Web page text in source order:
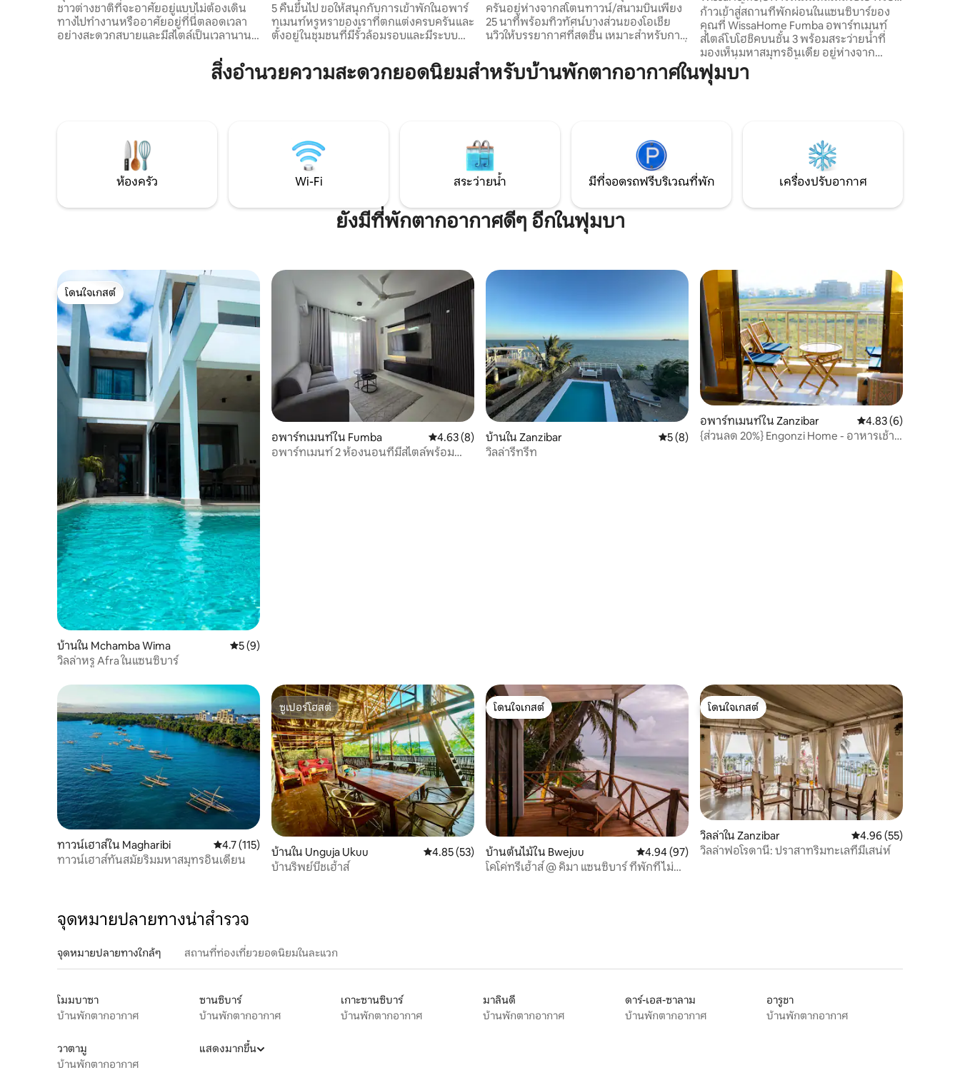
ชาวต่างชาติที่จะอาศัยอยู่แบบไม่ต้องเดิน
ทางไปทำงานหรืออาศัยอยู่ที่นี่ตลอดเวลา
อย่างสะดวกสบายและมีสไตล์เป็นเวลานาน
ช้อปปิ้ง ธรรมชาติ ชายหาด สระว่ายน้ำ
ชุมชน (มีตัวแทนจากกว่า 20 ประเทศ) ฯลฯ
จากนิวยอร์กสำหรับคนโสดแห่งนี้มีทุกอย่าง
ที่คุณต้องการสำหรับการพักผ่อน รวมถึง
กาแฟแบบกดแบบฝรั่งเศส สมาร์ททีวีขนาด
5 คืนขึ้นไป ขอให้สนุกกับการเข้าพักในอพาร์
ทเมนท์หรูหราของเราที่ตกแต่งครบครันและ
ตั้งอยู่ในชุมชนที่มีรั้วล้อมรอบและมีระบบ
การพักร้อน หรือการทำงานทางไกล มีวิว
ทะเล Wi-Fi ความเร็วสูง และสมาร์ททีวี มี
ความสะดวกในที่พัก - ร้านอาหาร - ซูเปอร์
มาร์เก็ต - สระว่ายน้ำ - เครื่องปั่นไฟ - ห้อง
ออกกำลังกาย
ครันอยู่ห่างจากสโตนทาวน์/สนามบินเพียง
25 นาทีพร้อมทิวทัศน์บางส่วนของโอเชีย
นวิวให้บรรยากาศที่สดชื่น เหมาะสำหรับการ
ต้องการทำงานทางไกล ตั้งอยู่ใน Fumba
Town ซึ่งเป็นชุมชนที่มีรั้วรอบขอบชิดและ
เด็กเล่นห้องสมุดคลินิกตู้เอทีเอ็มร้านขาย
เหล้าและอื่นๆอีกมากมาย สะอาดสุดๆ Wi-Fi
ดีและเจ้าของที่พักพร้อมช่วยเหลือคุณ
สระว่ายน้ำ และพักได้ 4 คน
ก้าวเข้าสู่สถานที่พักผ่อนในแซนซิบาร์ของ
คุณที่ WissaHome Fumba อพาร์ทเมนท์
สไตล์โบโฮชิคบนชั้น 3 พร้อมสระว่ายน้ำที่
มองเห็นมหาสมุทรอินเดีย อยู่ห่างจาก
ท่าเรือที่เรือโดว์แบบดั้งเดิมแล่นไปในยาม
พระอาทิตย์ตกดินเพียงไม่กี่ก้าว ห้องนอน
ใหม่: ร้านอาหารริมทะเล พายแพดเดิลบอร์ด
ชมพระอาทิตย์ตกดิน ศิลปะบนถนน หาด
ทรายขาว จองเลย แล้วตื่นมาฟังเสียง
มหาสมุทรอินเดีย 🌊
สิ่งอำนวยความสะดวกยอดนิยมสำหรับบ้านพักตากอากาศในฟุมบา
ห้องครัว Wi-Fi สระว่ายน้ำ มีที่จอดรถฟรีบริเวณที่พัก เครื่องปรับอากาศ
ยังมีที่พักตากอากาศดีๆ อีกในฟุมบา
โดนใจเกสต์
โดนใจเกสต์
บ้านใน Mchamba Wima คะแนนเฉลี่ย 5 จาก 5, 9 รีวิว
5 (9)
วิลล่าหรู Afra ในแซนซิบาร์
อพาร์ทเมนท์ใน Fumba คะแนนเฉลี่ย 4.63 จาก 5, 8 รีวิว
4.63 (8)
อพาร์ทเมนท์ 2 ห้องนอนที่มีสไตล์พร้อม
บ้านใน Zanzibar คะแนนเฉลี่ย 5 จาก 5, 8 รีวิว
5 (8)
วิลล่ารีทรีท
อพาร์ทเมนท์ใน Zanzibar คะแนนเฉลี่ย 4.83 จา
4.83 (6)
{ส่วนลด 20%} Engonzi Home - อาหารเช้า
ทาวน์เฮาส์ใน Magharibi คะแนนเฉลี่ย 4.7 จาก 5, 115 รีวิว
4.7 (115)
ทาวน์เฮาส์ทันสมัยริมมหาสมุทรอินเดียน
ซูเปอร์โฮสต์
ซูเปอร์โฮสต์
บ้านใน Unguja Ukuu คะแนนเฉลี่ย 4.85 จาก 5, 53 รีวิว
4.85 (53)
บ้านริพย์บีชเฮ้าส์
โดนใจเกสต์
โดนใจเกสต์
บ้านต้นไม้ใน Bwejuu คะแนนเฉลี่ย 4.94 จาก 5, 97 รีวิว
4.94 (97)
โคโค่ทรีเฮ้าส์ @ คิมา แซนซิบาร์ ที่พักที่ไม่
โดนใจเกสต์
โดนใจเกสต์
วิลล่าใน Zanzibar คะแนนเฉลี่ย 4.96 จาก
4.96 (55)
วิลล่าฟอโรดานี: ปราสาทริมทะเลที่มีเสน่ห์
จุดหมายปลายทางน่าสำรวจ
จุดหมายปลายทางใกล้ๆ สถานที่ท่องเที่ยวยอดนิยมในละแวก
โมมบาซา
บ้านพักตากอากาศ
ซานซิบาร์
บ้านพักตากอากาศ
เกาะซานซิบาร์
บ้านพักตากอากาศ
มาลินดี
บ้านพักตากอากาศ
ดาร์-เอส-ซาลาม
บ้านพักตากอากาศ
อารูชา
บ้านพักตากอากาศ
วาตามู
บ้านพักตากอากาศ
แสดงมากขึ้น